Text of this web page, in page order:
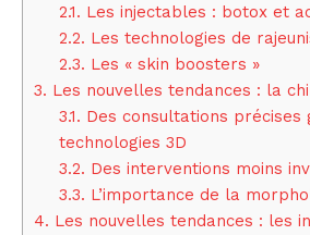
2.1. Les injectables : botox et
2.2. Les technologies de
2.3. Les « skin boosters »
3. Les nouvelles tendances : la
3.1. Des consultations précises
technologies 3D
3.2. Des interventions moins
3.3. L’importance de la
4. Les nouvelles tendances : les